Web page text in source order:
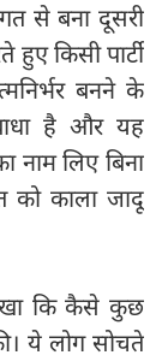
से बना दूसरी
हुए किसी पार्टी
बनने के
है और यह
नाम लिए बिना
को काला जादू
कि कैसे कुछ
ये लोग सोचते